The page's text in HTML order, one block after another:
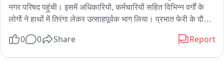
नगर परिषद पहुंची। इसमें अधिकारियों, कर्मचारियों सहित विभिन्न वर्गों के
लोगों ने हाथों में तिरंगा लेकर उत्साहपूर्वक भाग लिया। प्रभात फेरी के दौरान
नजर आया। प्रतिभागियों ने आमजन को अपने घरों पर तिरंगा फहराने और
0 0 Share Report